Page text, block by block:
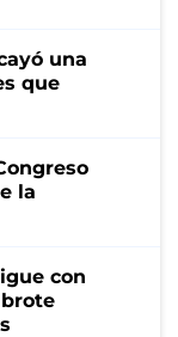
una
que
la
con